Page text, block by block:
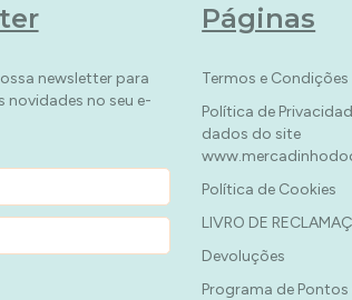
newsletter para
novidades no seu e-
Páginas
Termos e Condições
Política de
dados do site
Política de Cookies
LIVRO DE
Devoluções
Programa de